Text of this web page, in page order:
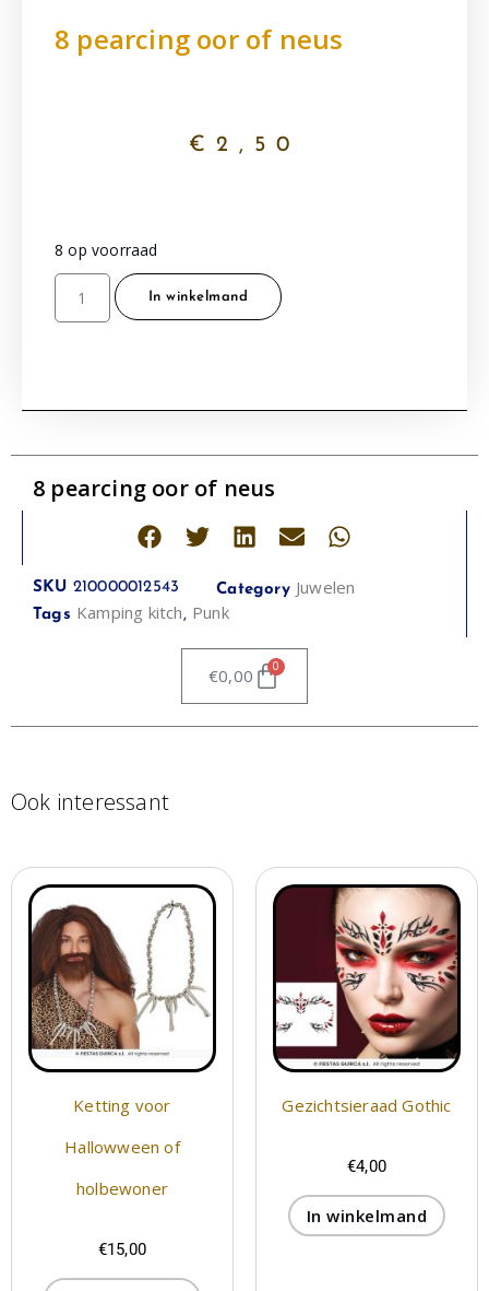
8 pearcing oor of neus
€ 2,50
8 op voorraad
In winkelmand
8 pearcing oor of neus
SKU 210000012543 Category Juwelen
Tags Kamping kitch, Punk
€0,00 0
Ook interessant
Ketting voor
Hallowween of
holbewoner
€15,00
Gezichtsieraad Gothic
€4,00
In winkelmand